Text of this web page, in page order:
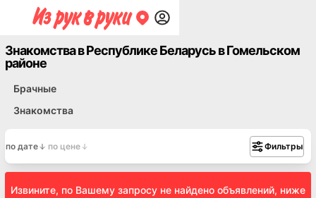
Знакомства в Республике Беларусь в Гомельском
районе
Брачные
Знакомства
по дате по цене Фильтры
Извините, по Вашему запросу не найдено объявлений, ниже